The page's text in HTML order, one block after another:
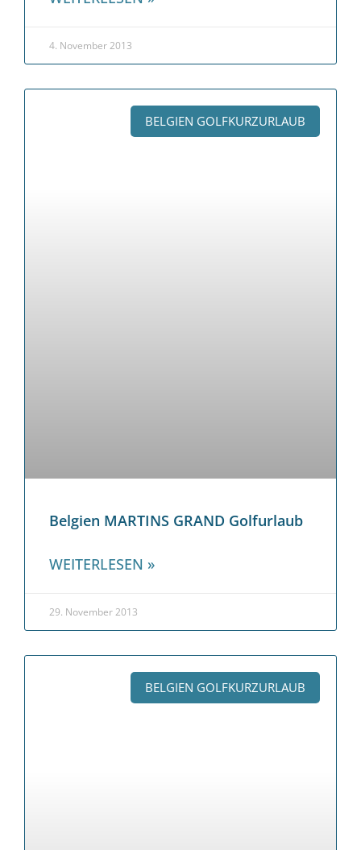
4. November 2013
BELGIEN GOLFKURZURLAUB
Belgien MARTINS GRAND Golfurlaub
WEITERLESEN »
29. November 2013
BELGIEN GOLFKURZURLAUB